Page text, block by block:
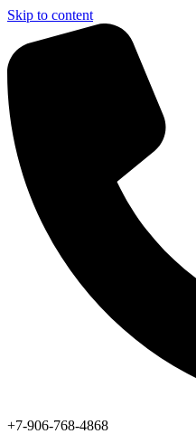
Skip to content
+7-906-768-4868